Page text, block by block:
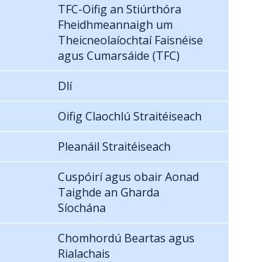
TFC-Oifig an Stiúrthóra
Fheidhmeannaigh um
Theicneolaíochtaí Faisnéise
agus Cumarsáide (TFC)
Dlí
Oifig Claochlú Straitéiseach
Pleanáil Straitéiseach
Cuspóirí agus obair Aonad
Taighde an Gharda
Síochána
Chomhordú Beartas agus
Rialachais